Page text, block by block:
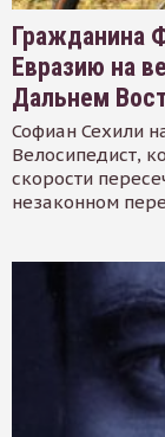
Гражданина
Евразию на
Дальнем
Софиан Сехили
Велосипедист,
скорости
незаконном